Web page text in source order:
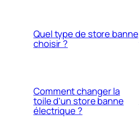
Quel type de store banne
choisir ?
Comment changer la
toile d’un store banne
électrique ?